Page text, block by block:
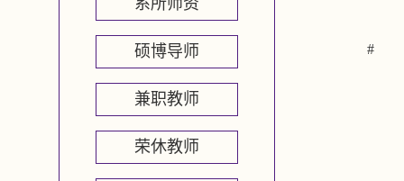
系所师资
硕博导师
兼职教师
荣休教师
#